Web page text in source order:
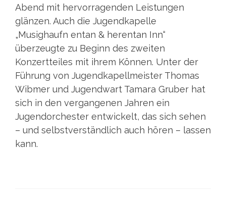
Abend mit hervorragenden Leistungen
glänzen. Auch die Jugendkapelle
„Musighaufn entan & herentan Inn“
überzeugte zu Beginn des zweiten
Konzertteiles mit ihrem Können. Unter der
Führung von Jugendkapellmeister Thomas
Wibmer und Jugendwart Tamara Gruber hat
sich in den vergangenen Jahren ein
Jugendorchester entwickelt, das sich sehen
– und selbstverständlich auch hören – lassen
kann.